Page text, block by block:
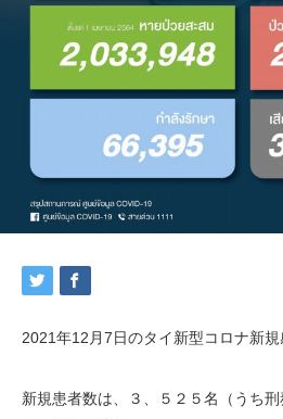
2021年12月7日のタイ新型コロナ新規
新規患者数は、３、５２５名（うち